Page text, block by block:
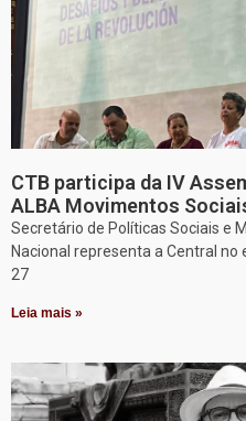
CTB participa da IV
ALBA Movimentos
Secretário de Políticas Sociais e
Nacional representa a Central
27
Leia mais »